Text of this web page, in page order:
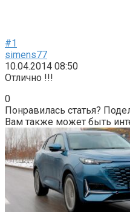
#1
simens77
10.04.2014 08:50
Отлично !!!
0
Понравилась статья?
Вам также может быть